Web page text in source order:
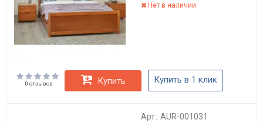
Нет в наличии
0 отзывов Купить Купить в 1 клик
Арт.: AUR-001031